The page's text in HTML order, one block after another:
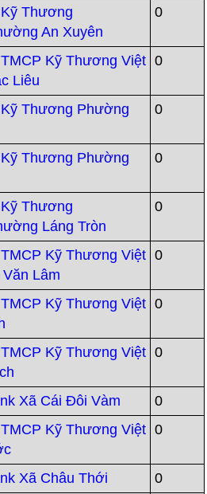
Thương
An Xuyên
0
Kỹ Thương Việt
Liêu
0
Thương Phường
0
Thương Phường
0
Thương
Láng Tròn
0
Kỹ Thương Việt
Lâm
0
Kỹ Thương Việt 0
Kỹ Thương Việt 0
Xã Cái Đôi Vàm
0
Kỹ Thương Việt 0
Xã Châu Thới
0